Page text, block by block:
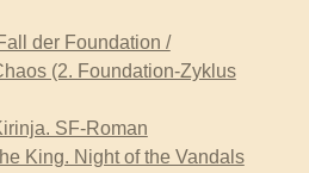
der Foundation /
(2. Foundation-Zyklus
SF-Roman
King. Night of the Vandals